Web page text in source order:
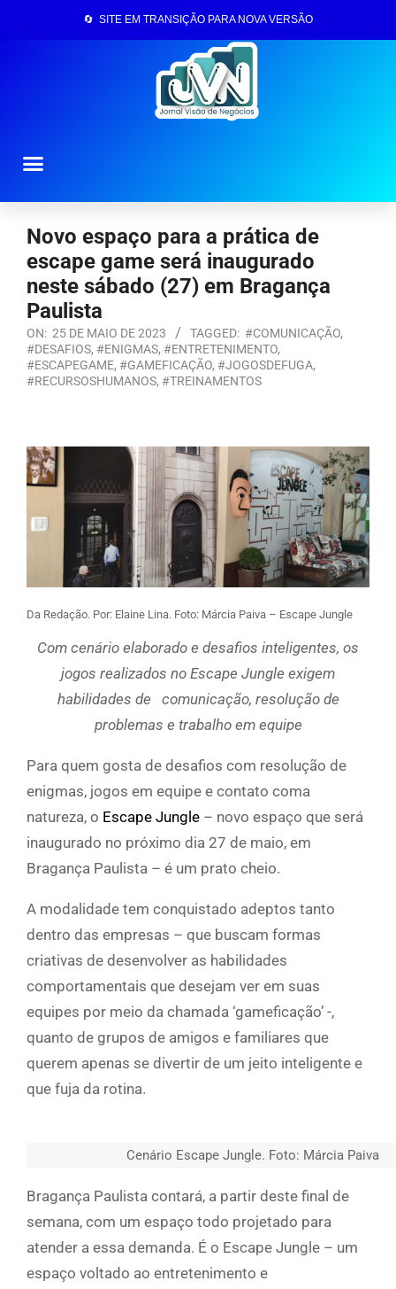
🔄 SITE EM TRANSIÇÃO PARA NOVA VERSÃO
Novo espaço para a prática de
escape game será inaugurado
neste sábado (27) em Bragança
Paulista
ON: 25 DE MAIO DE 2023 TAGGED: #COMUNICAÇÃO,
#DESAFIOS, #ENIGMAS, #ENTRETENIMENTO,
#ESCAPEGAME, #GAMEFICAÇÃO, #JOGOSDEFUGA,
#RECURSOSHUMANOS, #TREINAMENTOS
Da Redação. Por: Elaine Lina. Foto: Márcia Paiva – Escape Jungle
Com cenário elaborado e desafios inteligentes, os
jogos realizados no Escape Jungle exigem
habilidades de comunicação, resolução de
problemas e trabalho em equipe
Para quem gosta de desafios com resolução de
enigmas, jogos em equipe e contato coma
natureza, o Escape Jungle – novo espaço que será
inaugurado no próximo dia 27 de maio, em
Bragança Paulista – é um prato cheio.
A modalidade tem conquistado adeptos tanto
dentro das empresas – que buscam formas
criativas de desenvolver as habilidades
comportamentais que desejam ver em suas
equipes por meio da chamada ‘gameficação’ -,
quanto de grupos de amigos e familiares que
querem apenas se divertir de um jeito inteligente e
que fuja da rotina.
Cenário Escape Jungle. Foto: Márcia Paiva
Bragança Paulista contará, a partir deste final de
semana, com um espaço todo projetado para
atender a essa demanda. É o Escape Jungle – um
espaço voltado ao entretenimento e